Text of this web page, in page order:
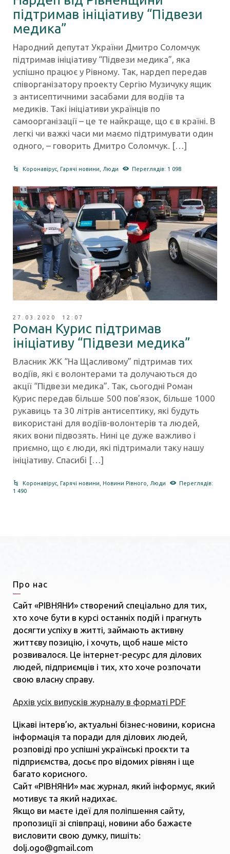
підтримав ініціативу “Підвези
медика”
Народний депутат України Дмитро Соломчук
підтримав ініціативу “Підвези медика”, яка
успішно працює у Рівному. Так, нардеп передав
співорганізатору проекту Сергію Музичуку ящик
з антисептичними засабами для водіїв та
медиків. Такі ініціативи українців по
самоорганізації – це те найкраще, що є в країні. В
легкі чи важкі часи ми маємо підтримувати один
одного, – говорить Дмитро Соломчук. […]
Коронавірус ,Гарячі новини Люди Переглядів: 1 098
27.03.2020 12:07
Роман Курис підтримав
ініціативу “Підвези медика”
Власник ЖК “На Щасливому” підтримав тих
водіїв, які є волонтерами та долучаються до
акції “Підвези медика”. Так, сьогодні Роман
Курис передав більше 500 пов’язок, більше 1000
рукавиць та 30 літрів антисептику, які будуть
використані для водіїв-волонтерів та людей,
яких вони підвозять. Нині це дуже важливо і
приємно, що є люди, які підтримали таку нашу
ініціативу. Спасибі […]
Коронавірус ,Гарячі новини ,Новини Рівного Люди
Переглядів:
1 490
Про нас
Сайт «РІВНЯНИ» створений спеціально для тих,
хто хоче бути в курсі останніх подій і прагнуть
досягти успіху в житті, займають активну
життєву позицію, і хочуть, щоб наше місто
розвивалося. Це інтернет-ресурс для ділових
людей, підприємців і тих, хто хоче розпочати
свою власну справу.
Архів усіх випусків журналу в форматі PDF
Цікаві інтерв’ю, актуальні бізнес-новини, корисна
інформація та поради для ділових людей,
розповіді про успішні українські проєкти та
підприємства, досьє про відомих рівнян і ще
багато корисного.
Сайт «РІВНЯНИ» має журнал, який інформує, який
мотивує та який надихає.
Якщо ви маєте ідеї для поліпшення сайту,
пропозиції зі співпраці, новини або бажаєте
висловити свою думку, пишіть:
dolj.ogo@gmail.com